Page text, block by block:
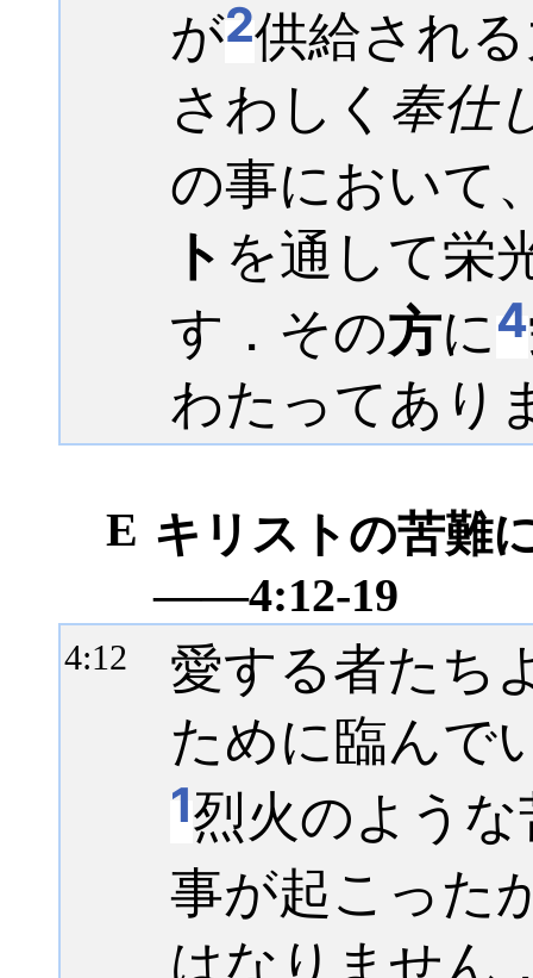
が2供給され
さわしく 奉仕
の事において
ト を通して栄
す．その方に4
わたってあり
E キリストの苦難
――4:12-19
4:12
愛する者たち
ために臨んで
1烈火のよう
事が起こった
はなりません